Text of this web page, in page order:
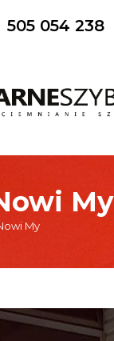
505 054 238
My
My